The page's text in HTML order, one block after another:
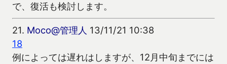
で、復活も検討します。
21. Moco@管理人 13/11/21 10:38
18
例によっては遅れはしますが、12月中旬までには